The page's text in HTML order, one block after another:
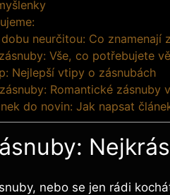
neurčitou: Co znamenají
Vše, co potřebujete
Nejlepší vtipy o zásnubách
Romantické zásnuby
do novin: Jak napsat
nebo se jen rádi